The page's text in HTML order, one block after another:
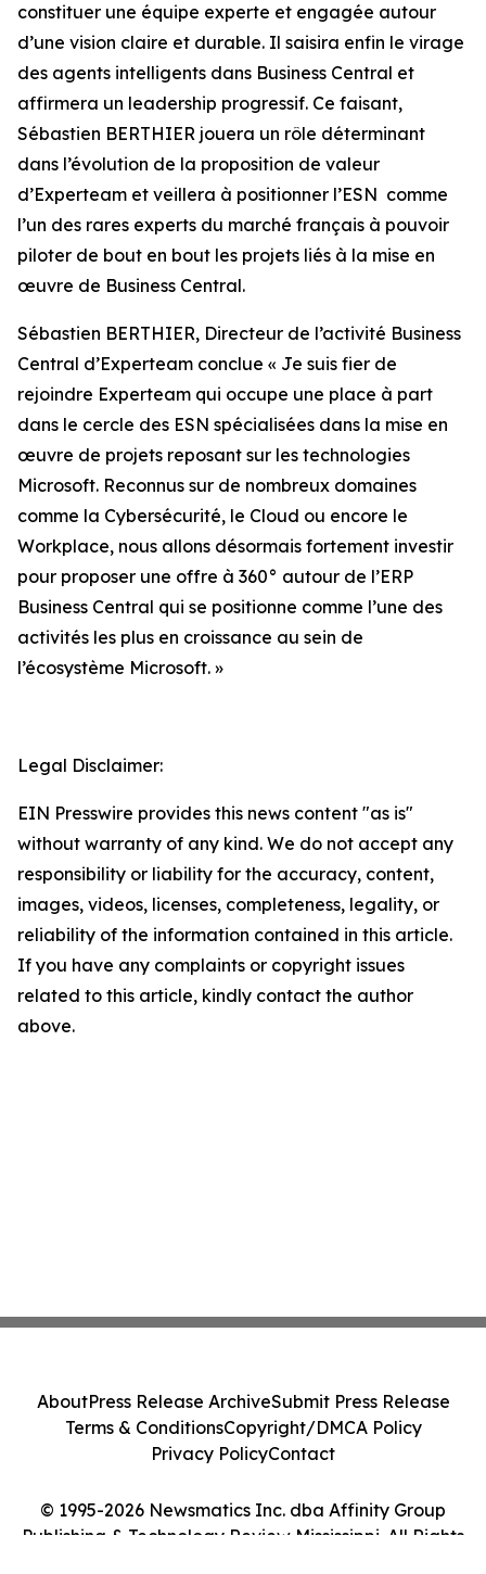
constituer une équipe experte et engagée autour
d’une vision claire et durable. Il saisira enfin le virage
des agents intelligents dans Business Central et
affirmera un leadership progressif. Ce faisant,
Sébastien BERTHIER jouera un rôle déterminant
dans l’évolution de la proposition de valeur
d’Experteam et veillera à positionner l’ESN comme
l’un des rares experts du marché français à pouvoir
piloter de bout en bout les projets liés à la mise en
œuvre de Business Central.
Sébastien BERTHIER, Directeur de l’activité Business
Central d’Experteam conclue « Je suis fier de
rejoindre Experteam qui occupe une place à part
dans le cercle des ESN spécialisées dans la mise en
œuvre de projets reposant sur les technologies
Microsoft. Reconnus sur de nombreux domaines
comme la Cybersécurité, le Cloud ou encore le
Workplace, nous allons désormais fortement investir
pour proposer une offre à 360° autour de l’ERP
Business Central qui se positionne comme l’une des
activités les plus en croissance au sein de
l’écosystème Microsoft. »
Legal Disclaimer:
EIN Presswire provides this news content "as is"
without warranty of any kind. We do not accept any
responsibility or liability for the accuracy, content,
images, videos, licenses, completeness, legality, or
reliability of the information contained in this article.
If you have any complaints or copyright issues
related to this article, kindly contact the author
above.
© 1995-2026 Newsmatics Inc. dba Affinity Group
Publishing & Technology Review Mississippi. All Rights
AboutPress Release ArchiveSubmit Press Release
Terms & ConditionsCopyright/DMCA Policy
Privacy PolicyContact